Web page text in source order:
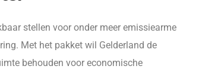
stellen voor onder meer emissiearme
Met het pakket wil Gelderland de
behouden voor economische